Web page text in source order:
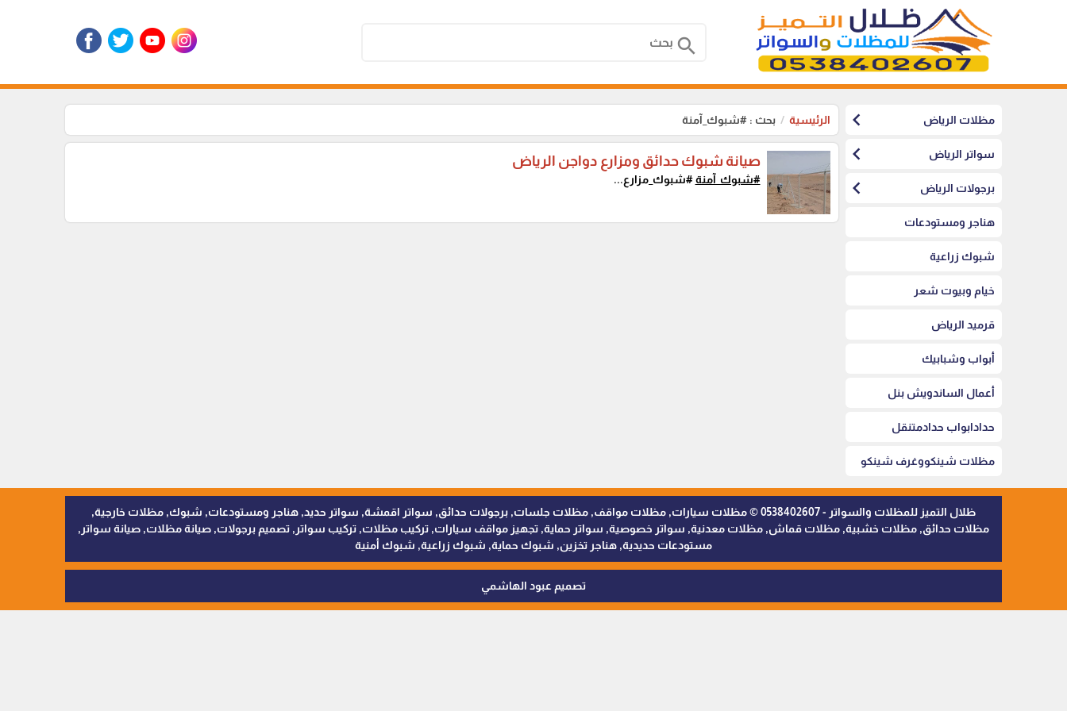
search
مظلات الرياض chevron_left
سواتر الرياض chevron_left
برجولات الرياض chevron_left
هناجر ومستودعات
شبوك زراعية
خيام وبيوت شعر
قرميد الرياض
أبواب وشبابيك
أعمال الساندويش بنل
حدادابواب حدادمتنقل
مظلات شينكووغرف شينكو
الرئيسية بحث : #شبوك_آمنة
صيانة شبوك حدائق ومزارع دواجن الرياض
#شبوك_آمنة#شبوك_مزارع...
ظلال التميز للمظلات والسواتر - 0538402607 © مظلات سيارات, مظلات مواقف, مظلات جلسات, برجولات حدائق, سواتر اقمشة, سواتر حديد, هناجر ومستودعات, شبوك, مظلات خارجية,
مظلات حدائق, مظلات خشبية, مظلات قماش, مظلات معدنية, سواتر خصوصية, سواتر حماية, تجهيز مواقف سيارات, تركيب مظلات, تركيب سواتر, تصميم برجولات, صيانة مظلات, صيانة سواتر,
مستودعات حديدية, هناجر تخزين, شبوك حماية, شبوك زراعية, شبوك أمنية
تصميم عبود الهاشمي